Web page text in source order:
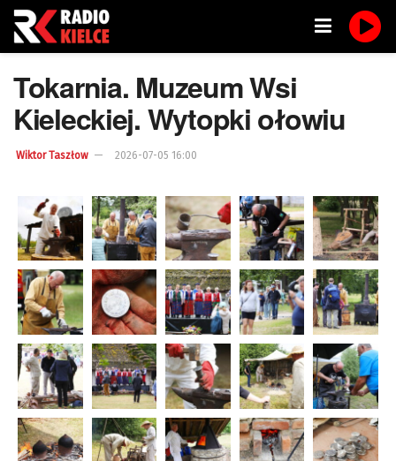
Tokarnia. Muzeum Wsi
Kieleckiej. Wytopki ołowiu
Wiktor Taszłow 2026-07-05 16:00